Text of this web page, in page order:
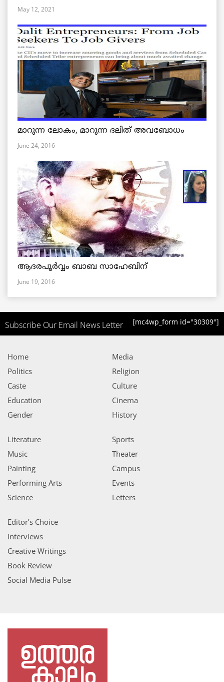
May 12, 2021
മാറുന്ന ലോകം, മാറുന്ന ദലിത് അവബോധം
June 24, 2016
ആദരപൂര്‍വ്വം ബാബ സാഹേബിന്
June 19, 2016
Subscribe Our Email News Letter [mc4wp_form id="30309"]
Home
Politics
Caste
Education
Gender
Media
Religion
Culture
Cinema
History
Literature
Music
Painting
Performing Arts
Science
Sports
Theater
Campus
Events
Letters
Editor’s Choice
Interviews
Creative Writings
Book Review
Social Media Pulse